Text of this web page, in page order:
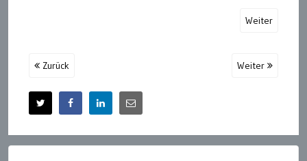
Weiter
Zurück Weiter